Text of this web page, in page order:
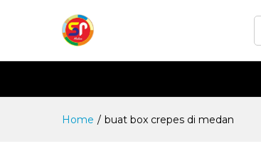
Home / buat box crepes di medan